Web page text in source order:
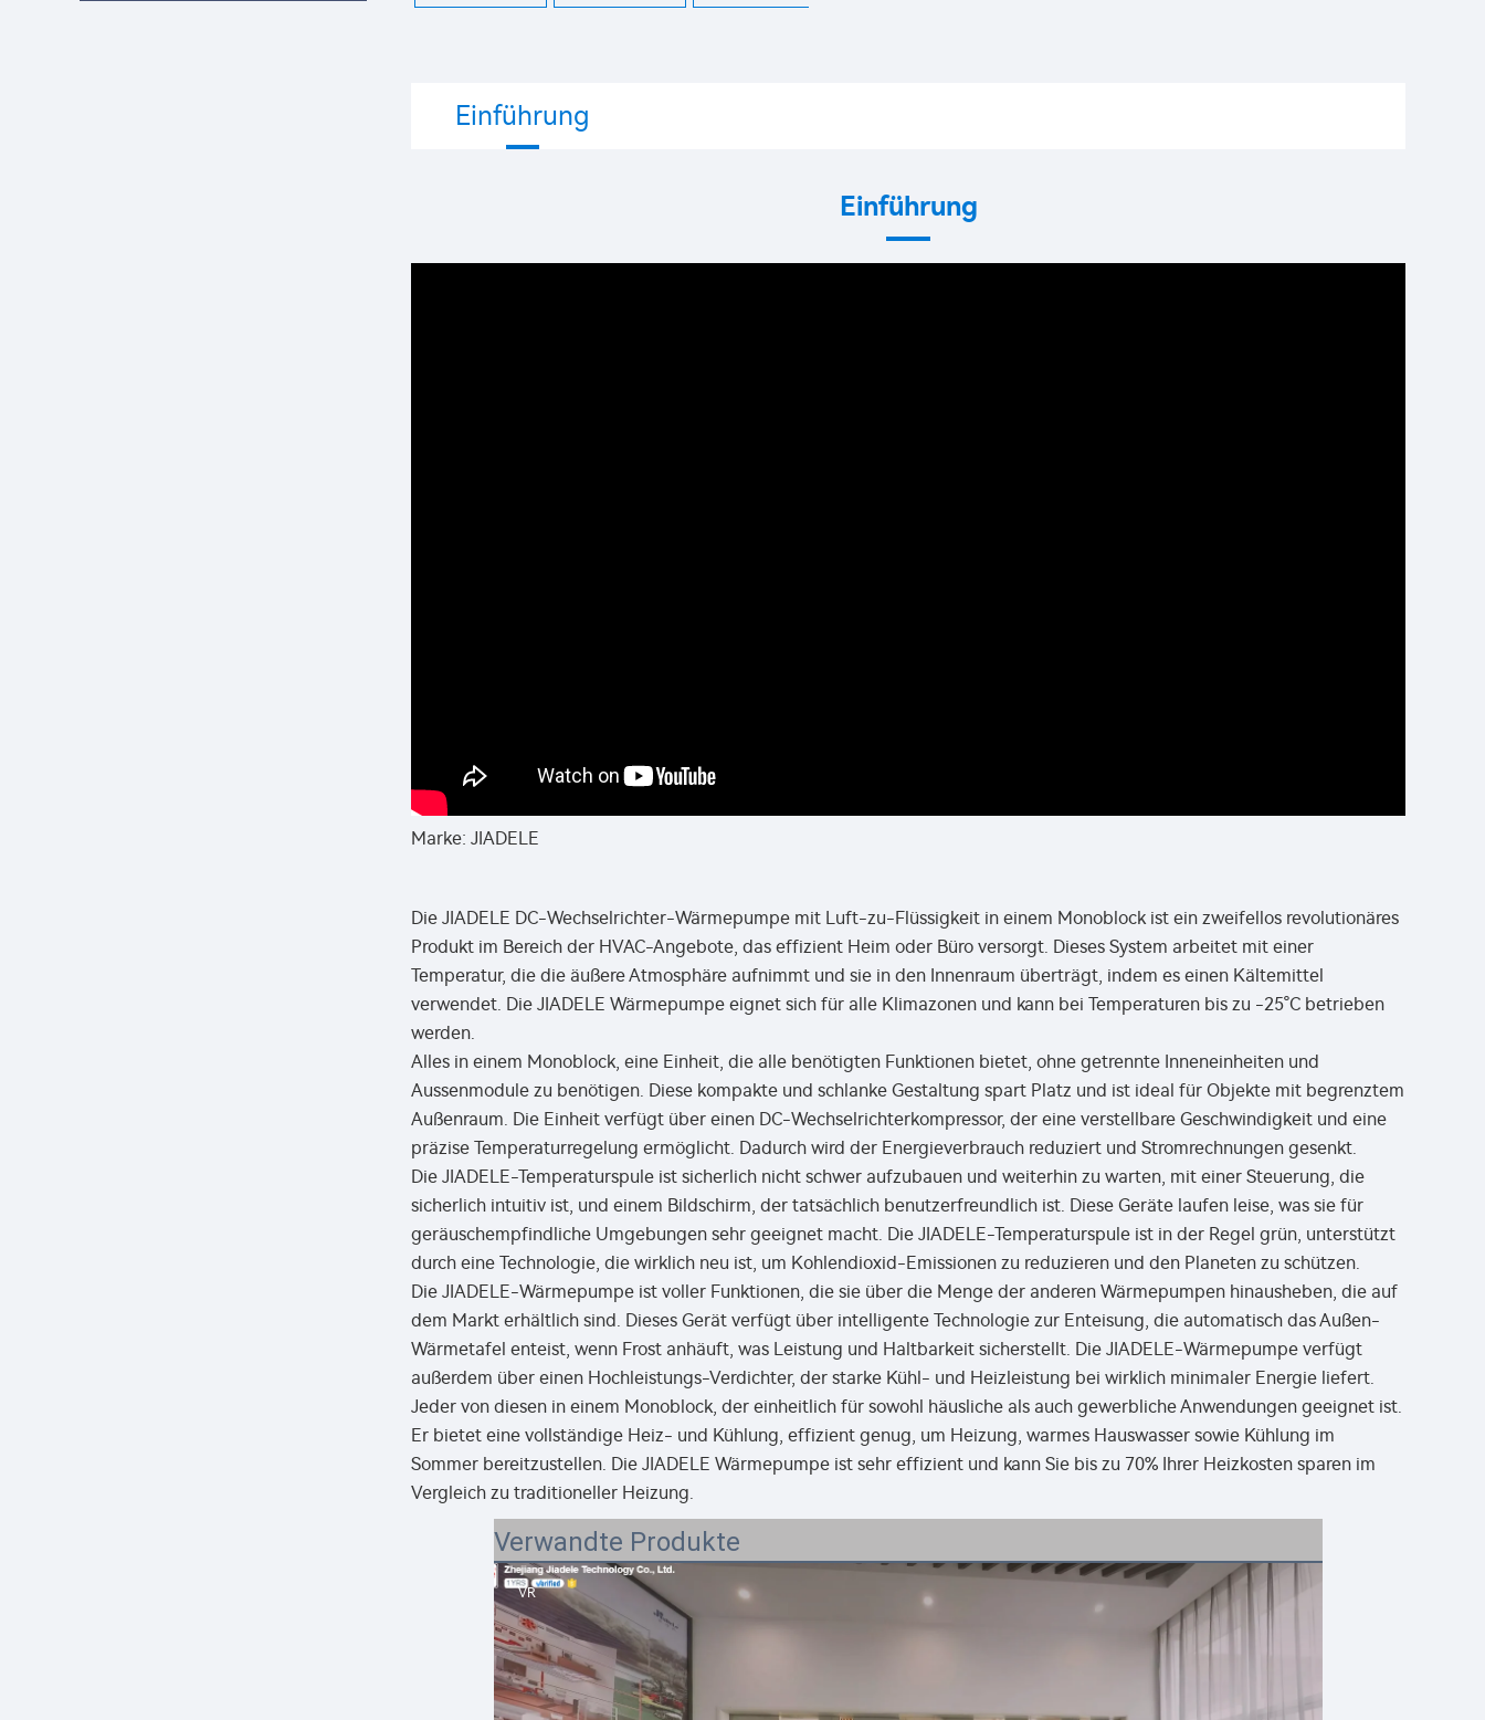
Einführung
Einführung
Marke: JIADELE
Die JIADELE DC-Wechselrichter-Wärmepumpe mit Luft-zu-Flüssigkeit in einem Monoblock ist ein zweifellos revolutionäres
Produkt im Bereich der HVAC-Angebote, das effizient Heim oder Büro versorgt. Dieses System arbeitet mit einer
Temperatur, die die äußere Atmosphäre aufnimmt und sie in den Innenraum überträgt, indem es einen Kältemittel
verwendet. Die JIADELE Wärmepumpe eignet sich für alle Klimazonen und kann bei Temperaturen bis zu -25°C betrieben
werden.
Alles in einem Monoblock, eine Einheit, die alle benötigten Funktionen bietet, ohne getrennte Inneneinheiten und
Aussenmodule zu benötigen. Diese kompakte und schlanke Gestaltung spart Platz und ist ideal für Objekte mit begrenztem
Außenraum. Die Einheit verfügt über einen DC-Wechselrichterkompressor, der eine verstellbare Geschwindigkeit und eine
präzise Temperaturregelung ermöglicht. Dadurch wird der Energieverbrauch reduziert und Stromrechnungen gesenkt.
Die JIADELE-Temperaturspule ist sicherlich nicht schwer aufzubauen und weiterhin zu warten, mit einer Steuerung, die
sicherlich intuitiv ist, und einem Bildschirm, der tatsächlich benutzerfreundlich ist. Diese Geräte laufen leise, was sie für
geräuschempfindliche Umgebungen sehr geeignet macht. Die JIADELE-Temperaturspule ist in der Regel grün, unterstützt
durch eine Technologie, die wirklich neu ist, um Kohlendioxid-Emissionen zu reduzieren und den Planeten zu schützen.
Die JIADELE-Wärmepumpe ist voller Funktionen, die sie über die Menge der anderen Wärmepumpen hinausheben, die auf
dem Markt erhältlich sind. Dieses Gerät verfügt über intelligente Technologie zur Enteisung, die automatisch das Außen-
Wärmetafel enteist, wenn Frost anhäuft, was Leistung und Haltbarkeit sicherstellt. Die JIADELE-Wärmepumpe verfügt
außerdem über einen Hochleistungs-Verdichter, der starke Kühl- und Heizleistung bei wirklich minimaler Energie liefert.
Jeder von diesen in einem Monoblock, der einheitlich für sowohl häusliche als auch gewerbliche Anwendungen geeignet ist.
Er bietet eine vollständige Heiz- und Kühlung, effizient genug, um Heizung, warmes Hauswasser sowie Kühlung im
Sommer bereitzustellen. Die JIADELE Wärmepumpe ist sehr effizient und kann Sie bis zu 70% Ihrer Heizkosten sparen im
Vergleich zu traditioneller Heizung.
Verwandte Produkte
VR